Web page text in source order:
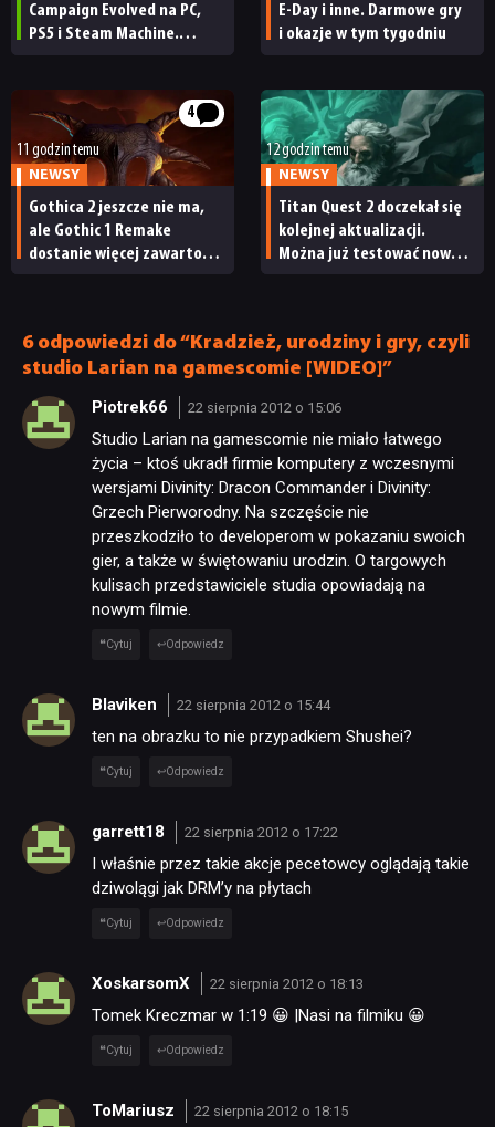
RETRO
TECHNOLOGIE
DYSKUSJE
JUŻ GRALIŚMY
Campaign Evolved na PC,
PS5 i Steam Machine.
[RECENZJA TECHNICZNA]
E-Day i inne. Darmowe gry
i okazje w tym tygodniu
4
11 godzin temu
NEWSY
Gothica 2 jeszcze nie ma,
ale Gothic 1 Remake
dostanie więcej zawartości.
12 godzin temu
NEWSY
Titan Quest 2 doczekał się
kolejnej aktualizacji.
Można już testować nową
6 odpowiedzi do “Kradzież, urodziny i gry, czyli
studio Larian na gamescomie [WIDEO]”
Piotrek66 22 sierpnia 2012 o 15:06
Studio Larian na gamescomie nie miało łatwego
życia – ktoś ukradł firmie komputery z wczesnymi
wersjami Divinity: Dracon Commander i Divinity:
Grzech Pierworodny. Na szczęście nie
przeszkodziło to developerom w pokazaniu swoich
gier, a także w świętowaniu urodzin. O targowych
kulisach przedstawiciele studia opowiadają na
nowym filmie.
Cytuj Odpowiedz
Blaviken 22 sierpnia 2012 o 15:44
ten na obrazku to nie przypadkiem Shushei?
Cytuj Odpowiedz
garrett18 22 sierpnia 2012 o 17:22
I właśnie przez takie akcje pecetowcy oglądają takie
dziwolągi jak DRM’y na płytach
Cytuj Odpowiedz
XoskarsomX 22 sierpnia 2012 o 18:13
Tomek Kreczmar w 1:19 😀 |Nasi na filmiku 😀
Cytuj Odpowiedz
ToMariusz 22 sierpnia 2012 o 18:15